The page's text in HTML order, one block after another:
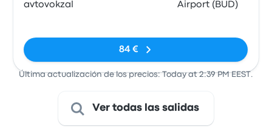
avtovokzal
Airport (BUD)
84 €
Última actualización de los precios: Today at 2:39 PM EEST.
Ver todas las salidas